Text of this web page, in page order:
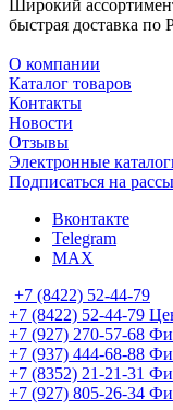
Широкий
быстрая доставка по
О компании
Каталог товаров
Контакты
Новости
Отзывы
Электронные
Подписаться на
Вконтакте
Telegram
MAX
+7 (8422) 52-44-79
+7 (8422) 52-44-79
+7 (927) 270-57-68
+7 (937) 444-68-88
+7 (8352) 21-21-31
+7 (927) 805-26-34